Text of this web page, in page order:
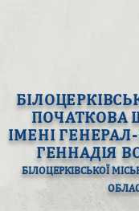
ПОЧАТКОВА
ІМЕНІ
ГЕННАДІЯ
БІЛОЦЕРКІВСЬКОЇ